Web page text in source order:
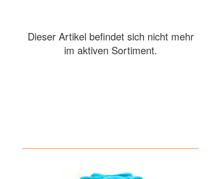
Dieser Artikel befindet sich nicht mehr
im aktiven Sortiment.